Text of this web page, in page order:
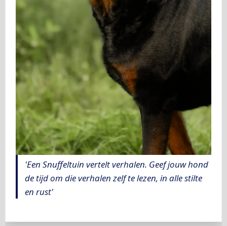
'Een Snuffeltuin vertelt verhalen. Geef jouw hond
de tijd om die verhalen zelf te lezen, in alle stilte
en rust'